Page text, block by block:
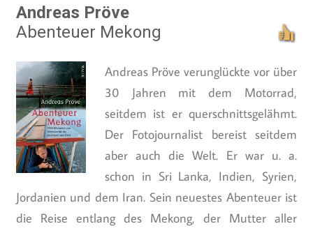
Andreas Pröve
Abenteuer Mekong
Andreas Pröve verunglückte vor über
30 Jahren mit dem Motorrad,
seitdem ist er querschnittsgelähmt.
Der Fotojournalist bereist seitdem
aber auch die Welt. Er war u. a.
schon in Sri Lanka, Indien, Syrien,
Jordanien und dem Iran. Sein neuestes Abenteuer ist
die Reise entlang des Mekong, der Mutter aller